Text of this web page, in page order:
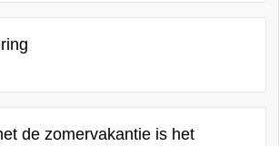
de zomervakantie is het